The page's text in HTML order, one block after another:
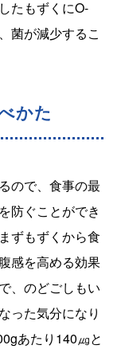
たもずくにO-
菌が減少するこ
かた
ので、食事の最
防ぐことができ
ずもずくから食
感を高める効果
、のどごしもい
った気分になり
あたり140㎍と